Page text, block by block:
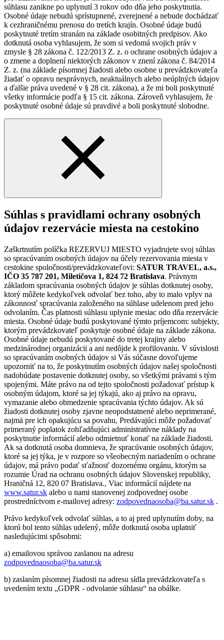
súhlasu zanikne po uplynutí 3 rokov odo dňa jeho poskytnutia.
Osobné údaje nebudú sprístupnené, zverejnené a nebude dochádzať
k cezhraničnému prenosu do tretích krajín. Osobné údaje budú
poskytnuté tretím stranám na základe osobitných predpisov. Ako
dotknutá osoba vyhlasujem, že som si vedomá svojich práv v
zmysle § 28 zákona č. 122/2013 Z. z. o ochrane osobných údajov a
o zmene a doplnení niektorých zákonov v znení zákona č. 84/2014
Z. z. (na základe písomnej žiadosti alebo osobne u prevádzkovateľa
žiadať o opravu nesprávnych, neaktuálnych alebo neúplných údajov
a ďalšie práva uvedené v § 28 cit. zákona), a že mi boli poskytnuté
všetky informácie podľa § 15 cit. zákona. Zároveň vyhlasujem, že
poskytnuté osobné údaje sú pravdivé a boli poskytnuté slobodne.
Súhlas s pravidlami ochrany osobných
údajov rezervácie miesta na cestokino
Zaškrtnutím políčka REZERVUJ MIESTO vyjadrujete svoj súhlas
so spracúvaním osobných údajov na účely rezervovania miesta v
cestokine spoločnosti/prevádzkovateľovi: SATUR TRAVEL, a.s.,
IČO 35 787 201, Miletičova 1, 824 72 Bratislava. Právnym
základom spracúvania osobných údajov je súhlas dotknutej osoby,
ktorý môžete kedykoľvek odvolať bez toho, aby to malo vplyv na
zákonnosť spracúvania založeného na súhlase udelenom pred jeho
odvolaním. Čas platnosti súhlasu uplynie mesiac odo dňa rezervácie
miesta. Osobné údaje budú poskytované týmto príjemcom: subjekty,
ktorým prevádzkovateľ poskytuje osobné údaje na základe zákona.
Osobné údaje nebudú poskytované do tretej krajiny alebo
medzinárodnej organizácii a ani nedôjde k profilovaniu. V súvislosti
so spracúvaním osobných údajov si Vás súčasne dovoľujeme
upozorniť na to, že poskytnutím osobných údajov našej spoločnosti
nadobúdate postavenie dotknutej osoby, so všetkými právami s tým
spojenými. Máte právo na od tejto spoločnosti požadovať prístup k
osobným údajom, ktoré sa jej týkajú, ako aj právo na opravu,
vymazanie alebo obmedzenie spracúvania týchto údajov. Ak sú
žiadosti dotknutej osoby zjavne neopodstatnené alebo neprimerané,
najmä pre ich opakujúcu sa povahu, Predávajúci môže požadovať
primeraný poplatok zohľadňujúci administratívne náklady na
poskytnutie informácií alebo odmietnuť konať na základe žiadosti.
Ak sa dotknutá osoba domnieva, že spracúvanie osobných údajov,
ktoré sa jej týka, je v rozpore so všeobecným nariadením o ochrane
údajov, má právo podať sťažnosť dozornému orgánu, ktorým sa
rozumie Úrad na ochranu osobných údajov Slovenskej republiky,
Hraničná 12, 820 07 Bratislava., Viac informácií nájdete na
www.satur.sk alebo u nami stanovenej zodpovednej osobe
prostredníctvom e-mailovej adresy: zodpovednaosoba@ba.satur.sk .
Právo kedykoľvek odvolať súhlas, a to aj pred uplynutím doby, na
ktorú bol tento súhlas udelený, môže dotknutá osoba uplatniť
nasledujúcimi spôsobmi:
a) emailovou správou zaslanou na adresu
zodpovednaosoba@ba.satur.sk
b) zaslaním písomnej žiadosti na adresu sídla prevádzkovateľa s
uvedením textu „GDPR - odvolanie súhlasu“ na obálke.